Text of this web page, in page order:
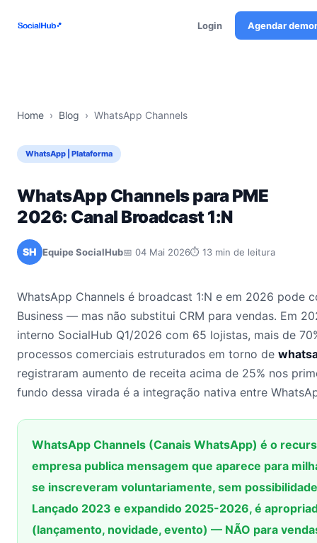
Login Agendar
Home › Blog › WhatsApp Channels
WhatsApp | Plataforma
WhatsApp Channels para PME
2026: Canal Broadcast 1:N
SH Equipe SocialHub📅 04 Mai 2026⏱ 13 min de leitura
WhatsApp Channels é broadcast 1:N e em 2026 pode
Business — mas não substitui CRM para vendas. Em
interno SocialHub Q1/2026 com 65 lojistas, mais de
processos comerciais estruturados em torno de
registraram aumento de receita acima de 25% nos
fundo dessa virada é a integração nativa entre
WhatsApp Channels (Canais WhatsApp) é o
empresa publica mensagem que aparece para
se inscreveram voluntariamente, sem
Lançado 2023 e expandido 2025-2026, é
(lançamento, novidade, evento) — NÃO para